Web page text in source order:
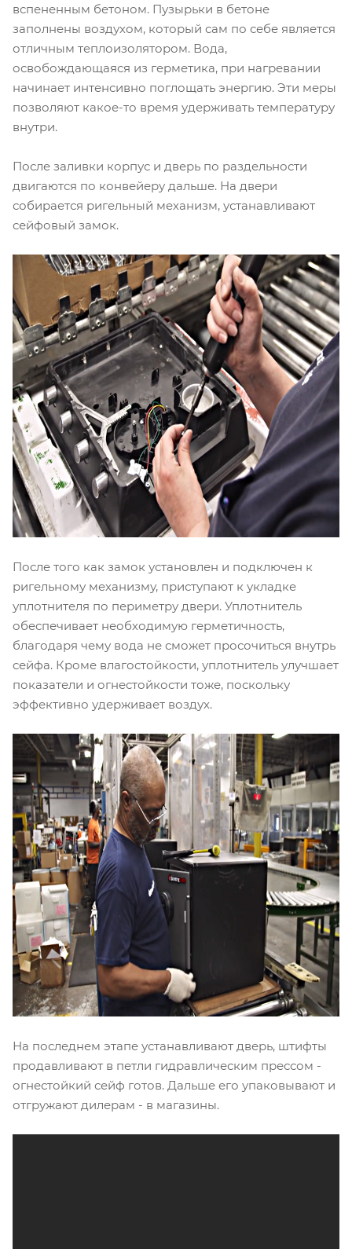
вспененным бетоном. Пузырьки в бетоне
заполнены воздухом, который сам по себе является
отличным теплоизолятором. Вода,
освобождающаяся из герметика, при нагревании
начинает интенсивно поглощать энергию. Эти меры
позволяют какое-то время удерживать температуру
внутри.
После заливки корпус и дверь по раздельности
двигаются по конвейеру дальше. На двери
собирается ригельный механизм, устанавливают
сейфовый замок.
После того как замок установлен и подключен к
ригельному механизму, приступают к укладке
уплотнителя по периметру двери. Уплотнитель
обеспечивает необходимую герметичность,
благодаря чему вода не сможет просочиться внутрь
сейфа. Кроме влагостойкости, уплотнитель улучшает
показатели и огнестойкости тоже, поскольку
эффективно удерживает воздух.
На последнем этапе устанавливают дверь, штифты
продавливают в петли гидравлическим прессом -
огнестойкий сейф готов. Дальше его упаковывают и
отгружают дилерам - в магазины.